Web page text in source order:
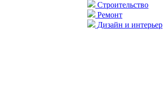
Строительство
Ремонт
Дизайн и интерьер